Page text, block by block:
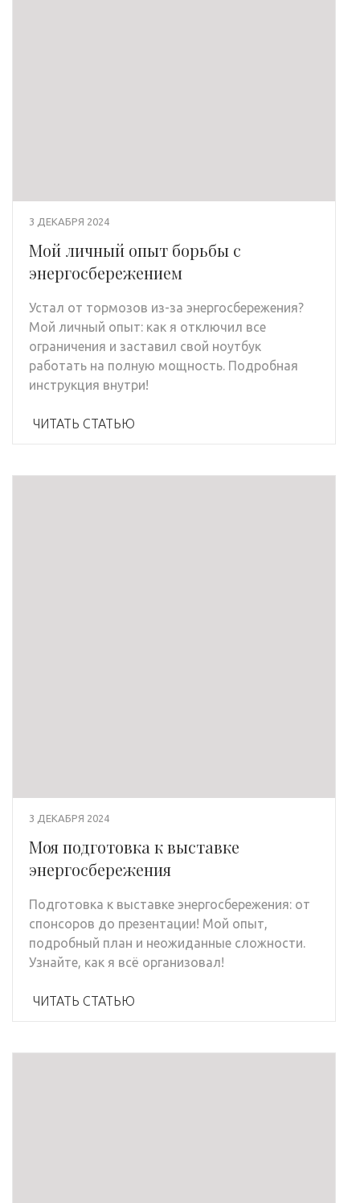
3 ДЕКАБРЯ 2024
Мой личный опыт борьбы с
энергосбережением
Устал от тормозов из-за энергосбережения?
Мой личный опыт: как я отключил все
ограничения и заставил свой ноутбук
работать на полную мощность. Подробная
инструкция внутри!
ЧИТАТЬ СТАТЬЮ
3 ДЕКАБРЯ 2024
Моя подготовка к выставке
энергосбережения
Подготовка к выставке энергосбережения: от
спонсоров до презентации! Мой опыт,
подробный план и неожиданные сложности.
Узнайте, как я всё организовал!
ЧИТАТЬ СТАТЬЮ